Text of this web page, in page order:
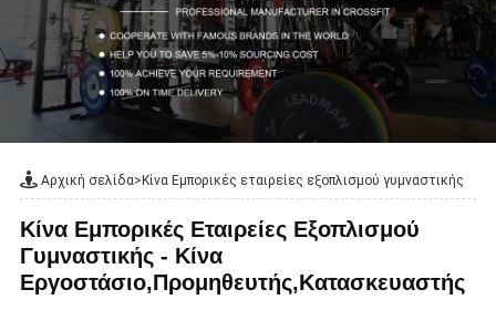
Αρχική σελίδα>Κίνα Εμπορικές εταιρείες εξοπλισμού γυμναστικής
Κίνα Εμπορικές Εταιρείες Εξοπλισμού
Γυμναστικής - Κίνα
Εργοστάσιο,Προμηθευτής,Κατασκευαστής